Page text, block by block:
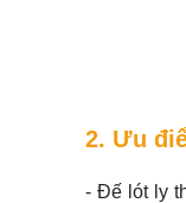
2. Ưu
- Đế lót ly